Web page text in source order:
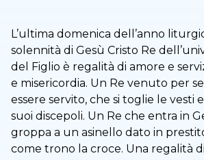
L’ultima domenica dell’anno
solennità di Gesù Cristo Re
del Figlio è regalità di amore e
e misericordia. Un Re venuto per
essere servito, che si toglie le vesti
suoi discepoli. Un Re che entra in
groppa a un asinello dato in
come trono la croce. Una regalità